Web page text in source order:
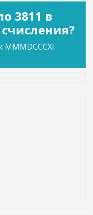
3811 в
MMMDCCCXI.